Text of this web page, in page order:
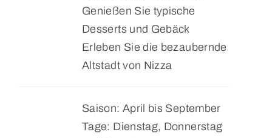
Genießen Sie typische
Desserts und Gebäck
Erleben Sie die bezaubernde
Altstadt von Nizza
Saison: April bis September
Tage: Dienstag, Donnerstag